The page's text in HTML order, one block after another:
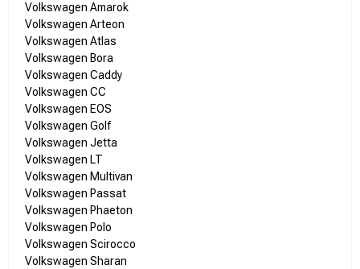
Volkswagen Amarok
Volkswagen Arteon
Volkswagen Atlas
Volkswagen Bora
Volkswagen Caddy
Volkswagen CC
Volkswagen EOS
Volkswagen Golf
Volkswagen Jetta
Volkswagen LT
Volkswagen Multivan
Volkswagen Passat
Volkswagen Phaeton
Volkswagen Polo
Volkswagen Scirocco
Volkswagen Sharan